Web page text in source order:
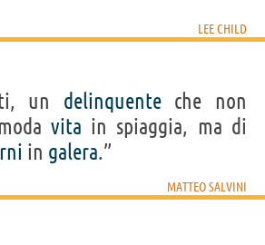
LEE CHILD
un delinquenteche non
vita in spiaggia, ma di
in galera.”
MATTEO SALVINI